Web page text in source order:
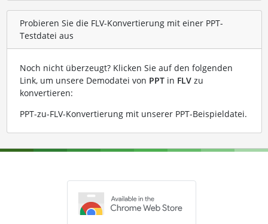
Probieren Sie die FLV-Konvertierung mit einer PPT-
Testdatei aus
Noch nicht überzeugt? Klicken Sie auf den folgenden
Link, um unsere Demodatei von PPTin FLVzu
konvertieren:
PPT-zu-FLV-Konvertierung mit unserer PPT-Beispieldatei.